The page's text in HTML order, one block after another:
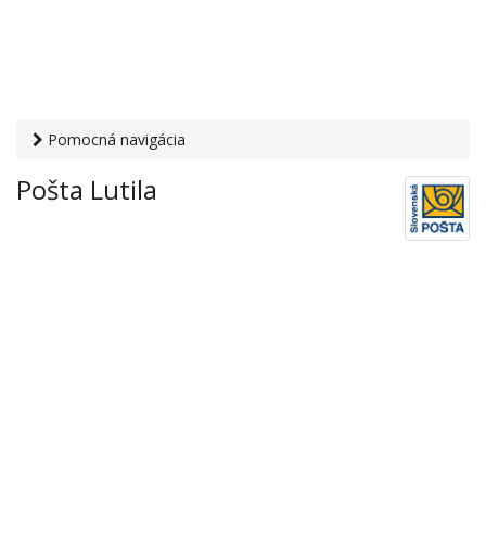
Pomocná navigácia
služby› Pošty› Pošta Lutila
Pošta Lutila